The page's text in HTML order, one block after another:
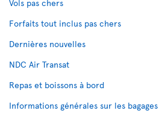
Vols pas chers
Forfaits tout inclus pas chers
Dernières nouvelles
NDC Air Transat
Repas et boissons à bord
Informations générales sur les bagages